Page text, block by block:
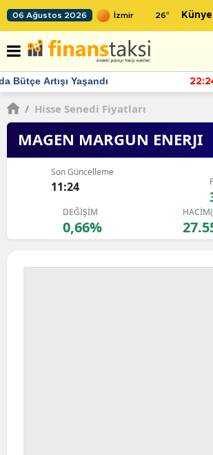
06 Ağustos 2026 26° Künye
22:24 TCMB'nin rezervlerinde artan
/ Hisse Senedi Fiyatları
MAGEN MARGUN ENERJI
Son Güncelleme
11:24
DEĞİŞİM
0,66%